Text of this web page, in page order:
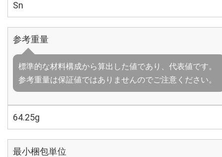
Sn
参考重量
標準的な材料構成から算出した値であり、代表値です。
参考重量は保証値ではありませんのでご注意ください。
64.25g
最小梱包単位